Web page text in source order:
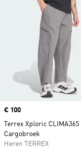
Price
€ 100
Terrex Xploric CLIMA365
Cargobroek
Heren TERREX